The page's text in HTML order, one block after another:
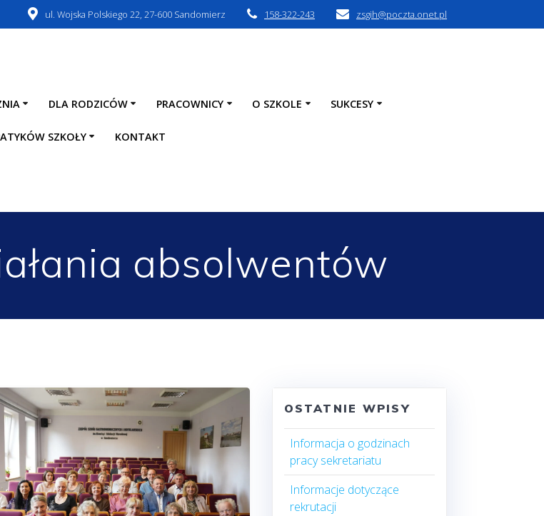
ul. Wojska Polskiego 22, 27-600 Sandomierz 158-322-243 zsgih@poczta.onet.pl
DLA RODZICÓW PRACOWNICY O SZKOLE SUKCESY
SZKOŁY KONTAKT
absolwentów
OSTATNIE WPISY
Informacja o godzinach
pracy sekretariatu
Informacje dotyczące
rekrutacji